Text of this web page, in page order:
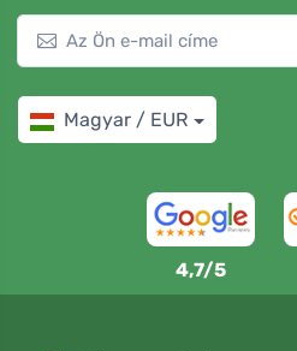
Magyar / EUR
4,7/5